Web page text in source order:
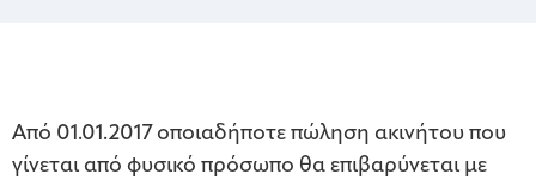
Από 01.01.2017 οποιαδήποτε πώληση ακινήτου που
γίνεται από φυσικό πρόσωπο θα επιβαρύνεται με